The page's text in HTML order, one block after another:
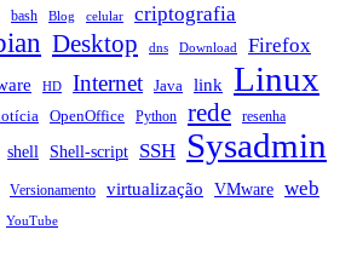
bash Blog celular criptografia
Desktop dns Download Firefox
HD Internet Java link Linux
OpenOffice Python rede resenha
shell Shell-script SSH Sysadmin
Versionamento virtualização VMware web
YouTube